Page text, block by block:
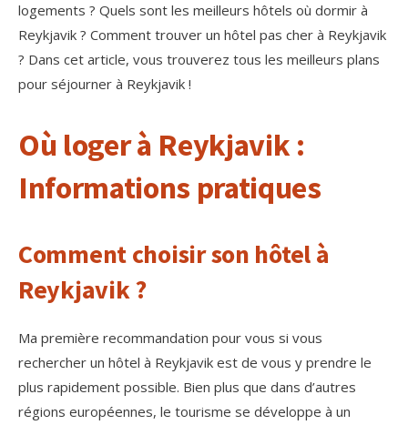
logements ? Quels sont les meilleurs hôtels où dormir à
Reykjavik ? Comment trouver un hôtel pas cher à Reykjavik
? Dans cet article, vous trouverez tous les meilleurs plans
pour séjourner à Reykjavik !
Où loger à Reykjavik :
Informations pratiques
Comment choisir son hôtel à
Reykjavik ?
Ma première recommandation pour vous si vous
rechercher un hôtel à Reykjavik est de vous y prendre le
plus rapidement possible. Bien plus que dans d’autres
régions européennes, le tourisme se développe à un